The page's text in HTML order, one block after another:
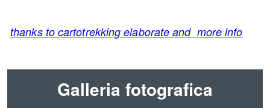
thanks to cartotrekking elaborate and more info
Galleria fotografica